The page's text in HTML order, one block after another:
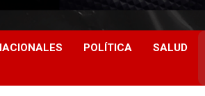
POLÍTICA SALUD